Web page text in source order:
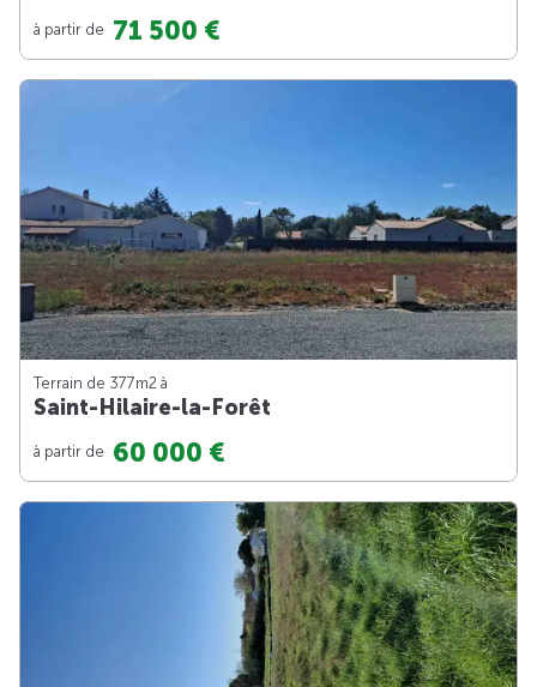
à partir de 71 500 €
Terrain de 377m2 à
Saint-Hilaire-la-Forêt
à partir de 60 000 €